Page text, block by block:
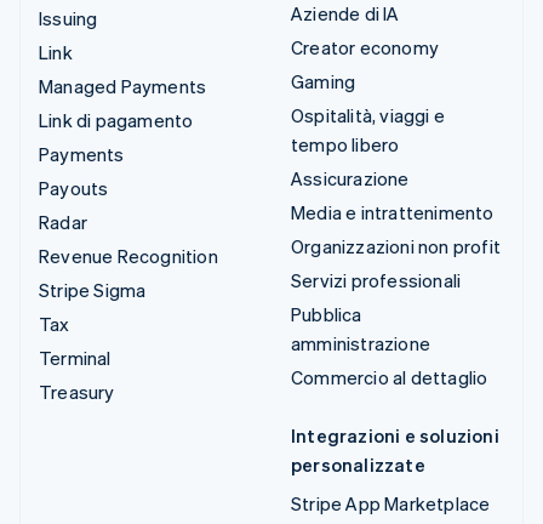
Issuing
Link
Managed Payments
Link di pagamento
Payments
Payouts
Radar
Revenue Recognition
Stripe Sigma
Tax
Terminal
Treasury
Aziende di IA
Creator economy
Gaming
Ospitalità, viaggi e
tempo libero
Assicurazione
Media e intrattenimento
Organizzazioni non profit
Servizi professionali
Pubblica
amministrazione
Commercio al dettaglio
Integrazioni e soluzioni
personalizzate
Stripe App Marketplace